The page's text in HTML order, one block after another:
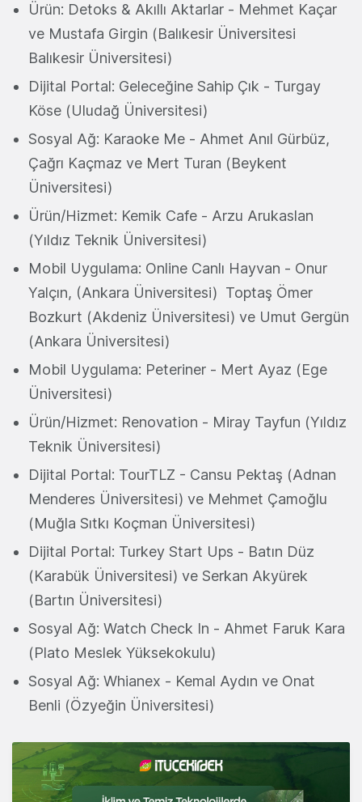
Ürün: Detoks & Akıllı Aktarlar - Mehmet Kaçar
ve Mustafa Girgin (Balıkesir Üniversitesi
Balıkesir Üniversitesi)
Dijital Portal: Geleceğine Sahip Çık - Turgay
Köse (Uludağ Üniversitesi)
Sosyal Ağ: Karaoke Me - Ahmet Anıl Gürbüz,
Çağrı Kaçmaz ve Mert Turan (Beykent
Üniversitesi)
Ürün/Hizmet: Kemik Cafe - Arzu Arukaslan
(Yıldız Teknik Üniversitesi)
Mobil Uygulama: Online Canlı Hayvan - Onur
Yalçın, (Ankara Üniversitesi) Toptaş Ömer
Bozkurt (Akdeniz Üniversitesi) ve Umut Gergün
(Ankara Üniversitesi)
Mobil Uygulama: Peteriner - Mert Ayaz (Ege
Üniversitesi)
Ürün/Hizmet: Renovation - Miray Tayfun (Yıldız
Teknik Üniversitesi)
Dijital Portal: TourTLZ - Cansu Pektaş (Adnan
Menderes Üniversitesi) ve Mehmet Çamoğlu
(Muğla Sıtkı Koçman Üniversitesi)
Dijital Portal: Turkey Start Ups - Batın Düz
(Karabük Üniversitesi) ve Serkan Akyürek
(Bartın Üniversitesi)
Sosyal Ağ: Watch Check In - Ahmet Faruk Kara
(Plato Meslek Yüksekokulu)
Sosyal Ağ: Whianex - Kemal Aydın ve Onat
Benli (Özyeğin Üniversitesi)